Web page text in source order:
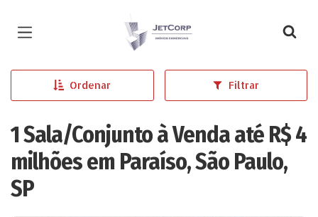
Página inicial
Ordenar Filtrar
1 Sala/Conjunto à Venda até R$ 4
milhões em Paraíso, São Paulo,
SP